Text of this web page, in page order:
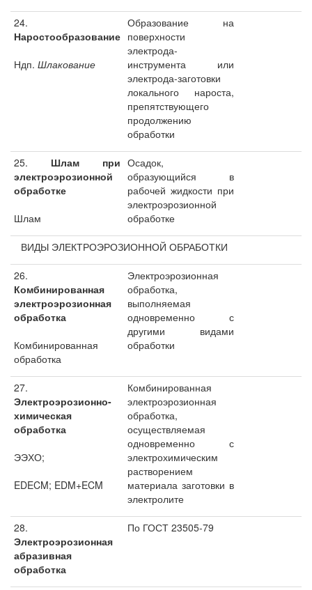
24.
Наростообразование
Ндп. Шлакование
Образование на
поверхности
электрода-
инструмента или
электрода-заготовки
локального нароста,
препятствующего
продолжению
обработки
25. Шлам при
электроэрозионной
обработке
Шлам
Осадок,
образующийся в
рабочей жидкости при
электроэрозионной
обработке
ВИДЫ ЭЛЕКТРОЭРОЗИОННОЙ ОБРАБОТКИ
26.
Комбинированная
электроэрозионная
обработка
Комбинированная
обработка
Электроэрозионная
обработка,
выполняемая
одновременно с
другими видами
обработки
27.
Электроэрозионно-
химическая
обработка
ЭЭХО;
EDECM; EDM+ECM
Комбинированная
электроэрозионная
обработка,
осуществляемая
одновременно с
электрохимическим
растворением
материала заготовки в
электролите
28.
Электроэрозионная
абразивная
обработка
По ГОСТ 23505-79